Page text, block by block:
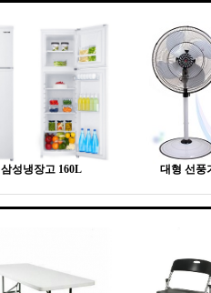
삼성냉장고 160L 대형 선풍